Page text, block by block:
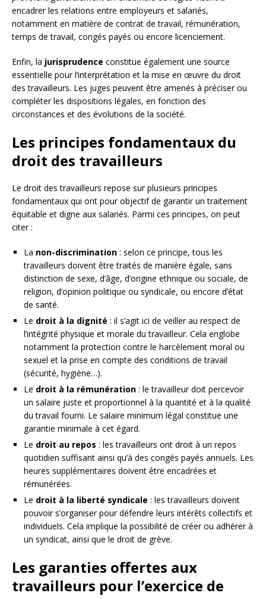
encadrer les relations entre employeurs et salariés,
notamment en matière de contrat de travail, rémunération,
temps de travail, congés payés ou encore licenciement.
Enfin, la jurisprudence constitue également une source
essentielle pour l’interprétation et la mise en œuvre du droit
des travailleurs. Les juges peuvent être amenés à préciser ou
compléter les dispositions légales, en fonction des
circonstances et des évolutions de la société.
Les principes fondamentaux du
droit des travailleurs
Le droit des travailleurs repose sur plusieurs principes
fondamentaux qui ont pour objectif de garantir un traitement
équitable et digne aux salariés. Parmi ces principes, on peut
citer :
La non-discrimination : selon ce principe, tous les
travailleurs doivent être traités de manière égale, sans
distinction de sexe, d’âge, d’origine ethnique ou sociale, de
religion, d’opinion politique ou syndicale, ou encore d’état
de santé.
Le droit à la dignité : il s’agit ici de veiller au respect de
l’intégrité physique et morale du travailleur. Cela englobe
notamment la protection contre le harcèlement moral ou
sexuel et la prise en compte des conditions de travail
(sécurité, hygiène…).
Le droit à la rémunération : le travailleur doit percevoir
un salaire juste et proportionnel à la quantité et à la qualité
du travail fourni. Le salaire minimum légal constitue une
garantie minimale à cet égard.
Le droit au repos : les travailleurs ont droit à un repos
quotidien suffisant ainsi qu’à des congés payés annuels. Les
heures supplémentaires doivent être encadrées et
rémunérées.
Le droit à la liberté syndicale : les travailleurs doivent
pouvoir s’organiser pour défendre leurs intérêts collectifs et
individuels. Cela implique la possibilité de créer ou adhérer à
un syndicat, ainsi que le droit de grève.
Les garanties offertes aux
travailleurs pour l’exercice de